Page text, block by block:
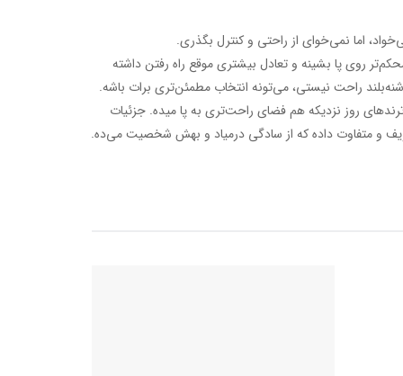
اما نمی‌خوای از راحتی و کنترل بگذری.
روی پا بشینه و تعادل بیشتری موقع راه رفتن داشته
راحت نیستی، می‌تونه انتخاب مطمئن‌تری برات باشه.
روز نزدیکه هم فضای راحت‌تری به پا میده. جزئیات
و متفاوت داده که از سادگی درمیاد و بهش شخصیت می‌ده.